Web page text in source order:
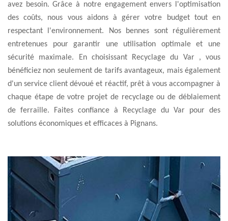
avez besoin. Grâce à notre engagement envers l'optimisation
des coûts, nous vous aidons à gérer votre budget tout en
respectant l'environnement. Nos bennes sont régulièrement
entretenues pour garantir une utilisation optimale et une
sécurité maximale. En choisissant Recyclage du Var , vous
bénéficiez non seulement de tarifs avantageux, mais également
d'un service client dévoué et réactif, prêt à vous accompagner à
chaque étape de votre projet de recyclage ou de déblaiement
de ferraille. Faites confiance à Recyclage du Var pour des
solutions économiques et efficaces à Pignans.